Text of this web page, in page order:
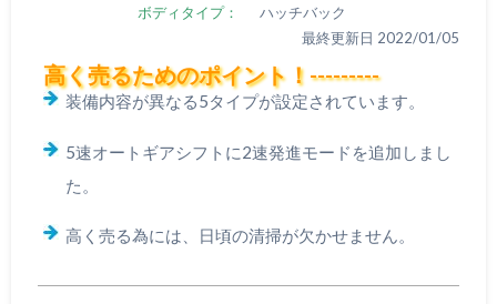
ボディタイプ：
ハッチバック
最終更新日 2022/01/05
高く売るためのポイント！---------
装備内容が異なる5タイプが設定されています。
5速オートギアシフトに2速発進モードを追加しまし
た。
高く売る為には、日頃の清掃が欠かせません。